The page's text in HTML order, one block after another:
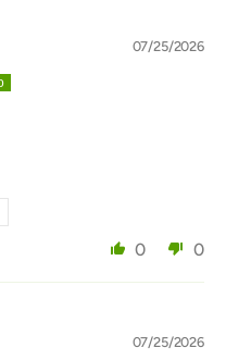
07/25/2026
0 0
07/25/2026